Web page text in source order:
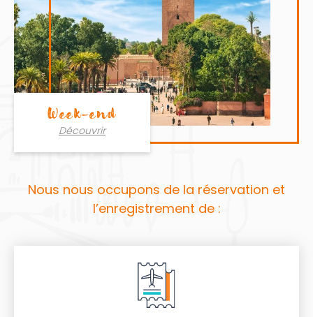
Week-end
Découvrir
Nous nous occupons de la réservation et
l’enregistrement de :